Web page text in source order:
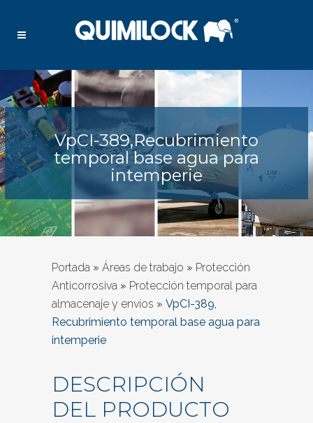
VpCI-389,Recubrimiento
temporal base agua para
intemperie
Portada » Áreas de trabajo » Protección
Anticorrosiva » Protección temporal para
almacenaje y envíos » VpCI-389,
Recubrimiento temporal base agua para
intemperie
DESCRIPCIÓN
DEL PRODUCTO